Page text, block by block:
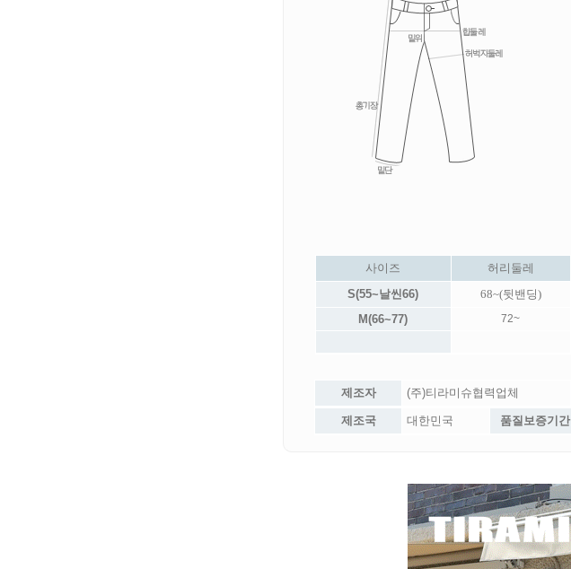
사이즈
허리둘레
S(55~날씬66)
68~(뒷밴딩)
M(66~77)
72~
제조자 (주)티라미슈협력업체
제조국 대한민국 품질보증기간